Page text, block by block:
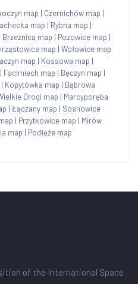
map | Czernichów map |
map | Rybna map |
Brzeźnica map | Pozowice map |
map | Wołowice map
map | Kossowa map |
| Facimiech map | Bęczyn map |
| Kopytówka map | Dąbrowa
Drogi map | Marcyporęba
| Łączany map | Sosnowice
| Przytkowice map | Mirów
map | Podłęże map
of the International Space